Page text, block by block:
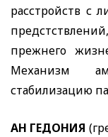
расстройств с
прежнего
Механизм
стабилизацию
АН ГЕДОНИЯ